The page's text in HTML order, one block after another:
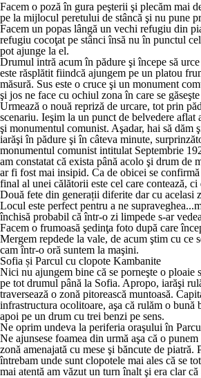
Facem o poză în gura peşterii şi plecăm mai
pe la mijlocul peretului de stâncă şi nu pune
Facem un popas lângă un vechi refugiu din
refugiu cocoţat pe stânci însă nu în punctul
pot ajunge la el.
Drumul intră acum în pădure şi începe să
este răsplătit fiindcă ajungem pe un platou
măsură. Sus este o cruce şi un monument
şi jos ne face cu ochiul zona în care se
Urmează o nouă repriză de urcare, tot prin
scenariu. Ieşim la un punct de belvedere aflat
şi monumentul comunist. Aşadar, hai să dăm
iarăşi în pădure şi în câteva minute,
monumentul comunist intitulat Septembrie
am constatat că exista până acolo şi drum de
ar fi fost mai insipid. Ca de obicei se
final al unei călătorii este cel care contează,
Două fete din generații diferite dar cu acelasi
Locul este perfect pentru a ne
închisă probabil că într-o zi limpede s-ar
Facem o frumoasă şedinţa foto după care
Mergem repdede la vale, de acum ştim cu ce
cam într-o oră suntem la maşini.
Sofia și Parcul cu clopote Kambanite
Nici nu ajungem bine că se porneşte o ploaie
pe tot drumul până la Sofia. Apropo, iarăşi
traversează o zonă pitorească muntoasă.
infrastructura ocolitoare, aşa că rulăm o bună
apoi pe un drum cu trei benzi pe sens.
Ne oprim undeva la periferia oraşului în
Ne ajunsese foamea din urmă aşa că o
zonă amenajată cu mese şi băncute de piatră.
întrebam unde sunt clopotele mai ales că se
mai atentă am văzut un turn înalt şi era clar că